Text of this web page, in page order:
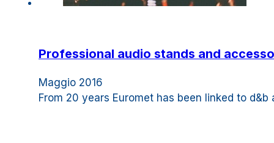
Professional audio stands and
Maggio 2016
From 20 years Euromet has been linked to